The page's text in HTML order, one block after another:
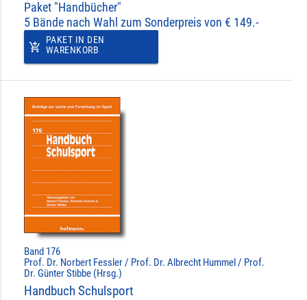
Paket "Handbücher"
5 Bände nach Wahl zum Sonderpreis von € 149.-
add_shopping_cart
PAKET IN DEN
WARENKORB
Band 176
Prof. Dr. Norbert Fessler / Prof. Dr. Albrecht Hummel / Prof.
Dr. Günter Stibbe (Hrsg.)
Handbuch Schulsport